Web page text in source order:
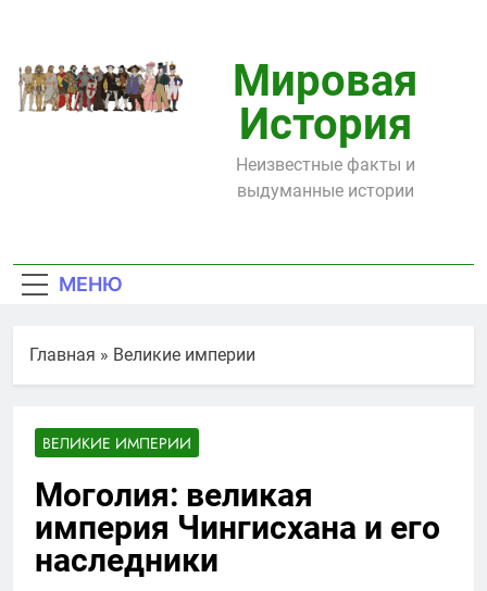
содержимому
Мировая
История
Неизвестные факты и
выдуманные истории
МЕНЮ
Главная » Великие империи
ВЕЛИКИЕ ИМПЕРИИ
Моголия: великая
империя Чингисхана и его
наследники